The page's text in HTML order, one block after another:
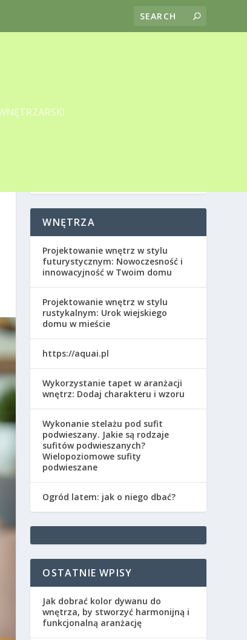
WNĘTRZA
Projektowanie wnętrz w stylu
futurystycznym: Nowoczesność i
innowacyjność w Twoim domu
Projektowanie wnętrz w stylu
rustykalnym: Urok wiejskiego
domu w mieście
https://aquai.pl
Wykorzystanie tapet w aranżacji
wnętrz: Dodaj charakteru i wzoru
Wykonanie stelażu pod sufit
podwieszany. Jakie są rodzaje
sufitów podwieszanych?
Wielopoziomowe sufity
podwieszane
Ogród latem: jak o niego dbać?
OSTATNIE WPISY
Jak dobrać kolor dywanu do
wnętrza, by stworzyć harmonijną i
funkcjonalną aranżację